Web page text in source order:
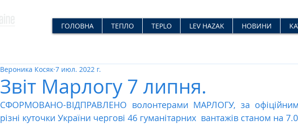
ГОЛОВНА ТЕПЛО TEPLO LEV HAZAK НОВИНИ
Звіт Марлогу 7 липня.
Вероника Косяк 7 июл. 2022 г.
СФОРМОВАНО-ВІДПРАВЛЕНО волонтерами МАРЛОГУ, за
різні куточки України чергові 46 гуманітарних  вантажів станом на